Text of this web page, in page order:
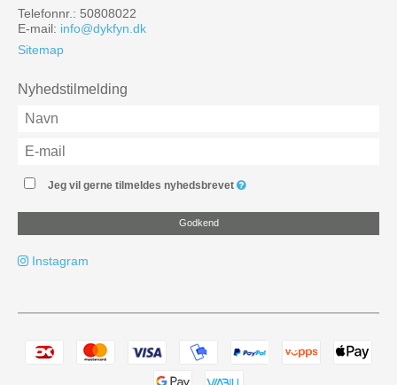
Telefonnr.: 50808022
E-mail: info@dykfyn.dk
Sitemap
Nyhedstilmelding
Jeg vil gerne tilmeldes nyhedsbrevet
Godkend
Instagram